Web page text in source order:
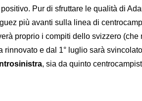
Pur di sfruttare le qualità di
più avanti sulla linea di
proprio i compiti dello svizzero (che
rinnovato e dal 1° luglio sarà
, sia da quinto